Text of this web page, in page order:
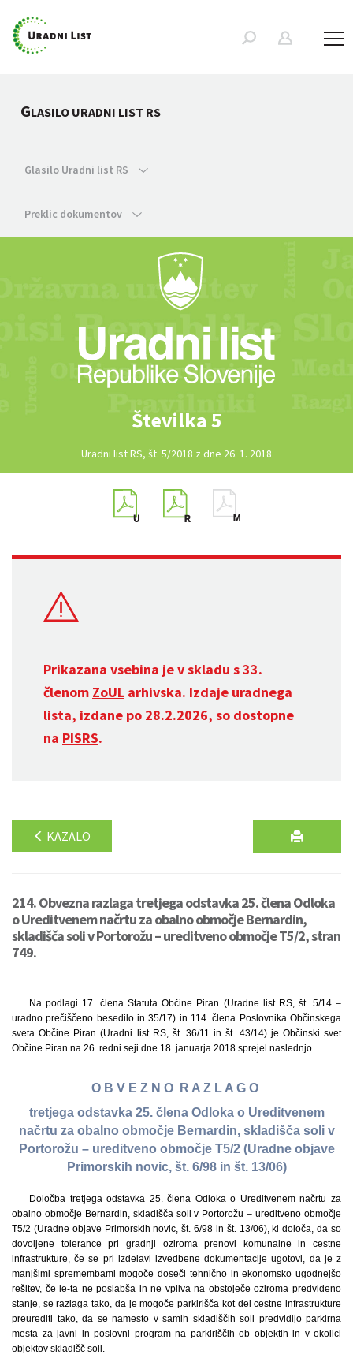
GLASILO URADNI LIST RS
Glasilo Uradni list RS
Preklic dokumentov
Številka 5
Uradni list RS, št. 5/2018 z dne 26. 1. 2018
Prikazana vsebina je v skladu s 33.
členom ZoUL arhivska. Izdaje uradnega
lista, izdane po 28.2.2026, so dostopne
na PISRS.
KAZALO
214. Obvezna razlaga tretjega odstavka 25. člena Odloka
o Ureditvenem načrtu za obalno območje Bernardin,
skladišča soli v Portorožu – ureditveno območje T5/2, stran
749.
Na podlagi 17. člena Statuta Občine Piran (Uradne list RS, št. 5/14 –
uradno prečiščeno besedilo in 35/17) in 114. člena Poslovnika Občinskega
sveta Občine Piran (Uradni list RS, št. 36/11 in št. 43/14) je Občinski svet
Občine Piran na 26. redni seji dne 18. januarja 2018 sprejel naslednjo
O B V E Z N O R A Z L A G O
tretjega odstavka 25. člena Odloka o Ureditvenem
načrtu za obalno območje Bernardin, skladišča soli v
Portorožu – ureditveno območje T5/2 (Uradne objave
Primorskih novic, št. 6/98 in št. 13/06)
Določba tretjega odstavka 25. člena Odloka o Ureditvenem načrtu za
obalno območje Bernardin, skladišča soli v Portorožu – ureditveno območje
T5/2 (Uradne objave Primorskih novic, št. 6/98 in št. 13/06), ki določa, da so
dovoljene tolerance pri gradnji oziroma prenovi komunalne in cestne
infrastrukture, če se pri izdelavi izvedbene dokumentacije ugotovi, da je z
manjšimi spremembami mogoče doseči tehnično in ekonomsko ugodnejšo
rešitev, če le-ta ne poslabša in ne vpliva na obstoječe oziroma predvideno
stanje, se razlaga tako, da je mogoče parkirišča kot del cestne infrastrukture
preurediti tako, da se namesto v samih skladiščih soli predvidijo parkirna
mesta za javni in poslovni program na parkiriščih ob objektih in v okolici
objektov skladišč soli.